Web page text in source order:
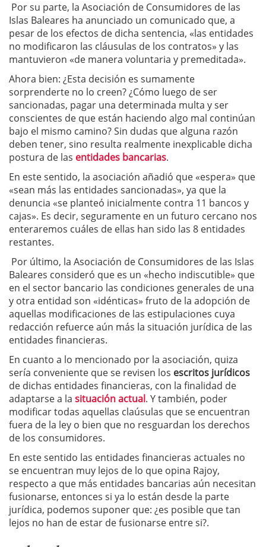
Por su parte, la Asociación de Consumidores de las
Islas Baleares ha anunciado un comunicado que, a
pesar de los efectos de dicha sentencia, «las entidades
no modificaron las cláusulas de los contratos» y las
mantuvieron «de manera voluntaria y premeditada».
Ahora bien: ¿Esta decisión es sumamente
sorprenderte no lo creen? ¿Cómo luego de ser
sancionadas, pagar una determinada multa y ser
conscientes de que están haciendo algo mal continúan
bajo el mismo camino? Sin dudas que alguna razón
deben tener, sino resulta realmente inexplicable dicha
postura de las entidades bancarias.
En este sentido, la asociación añadió que «espera» que
«sean más las entidades sancionadas», ya que la
denuncia «se planteó inicialmente contra 11 bancos y
cajas». Es decir, seguramente en un futuro cercano nos
enteraremos cuáles de ellas han sido las 8 entidades
restantes.
Por último, la Asociación de Consumidores de las Islas
Baleares consideró que es un «hecho indiscutible» que
en el sector bancario las condiciones generales de una
y otra entidad son «idénticas» fruto de la adopción de
aquellas modificaciones de las estipulaciones cuya
redacción refuerce aún más la situación jurídica de las
entidades financieras.
En cuanto a lo mencionado por la asociación, quiza
sería conveniente que se revisen los escritos jurídicos
de dichas entidades financieras, con la finalidad de
adaptarse a la situación actual. Y también, poder
modificar todas aquellas claúsulas que se encuentran
fuera de la ley o bien que no resguardan los derechos
de los consumidores.
En este sentido las entidades financieras actuales no
se encuentran muy lejos de lo que opina Rajoy,
respecto a que más entidades bancarias aún necesitan
fusionarse, entonces si ya lo están desde la parte
jurídica, podemos suponer que: ¿es posible que tan
lejos no han de estar de fusionarse entre si?.